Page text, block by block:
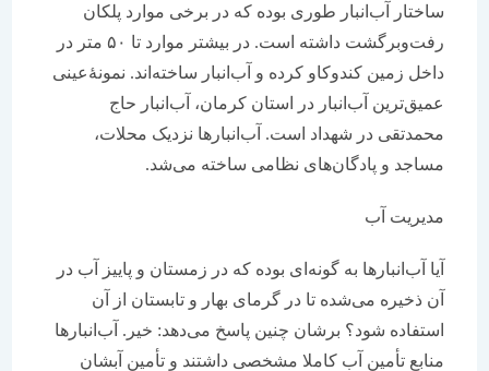
ساختار آب‌انبار طوری بوده که در برخی موارد پلکان
رفت‌وبرگشت داشته است. در بیشتر موارد تا ۵۰ متر در
داخل زمین کندوکاو کرده و آب‌انبار ساخته‌اند. نمونۀعینی
عمیق‌ترین آب‌انبار در استان کرمان، آب‌انبار حاج
‌محمدتقی در شهداد است. آب‌ا‌نبارها نزدیک محلات،
مساجد و پادگان‌های نظامی ساخته می‌شد.
مدیریت آب
آیا آب‌انبارها به گونه‌ای بوده که در زمستان و پاییز آب در
آن ذخیره می‌شده تا در گرمای بهار و تابستان از آن
استفاده شود؟ برشان چنین پاسخ می‌دهد: خیر. آب‌انبارها
منابع تأمین آب کاملا مشخصی داشتند و تأمین آبشان